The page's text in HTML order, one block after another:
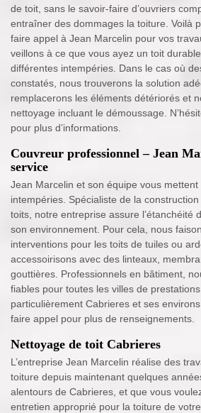
de toit, sans le savoir-faire d’ouvriers
entraîner des dommages la toiture. Voilà
faire appel à Jean Marcelin pour vos
veillons à ce que vous ayez un toit
différentes intempéries. Dans le cas où
constatés, nous trouverons la solution
remplacerons les éléments détériorés et
nettoyage incluant le démoussage.
pour plus d’informations.
Couvreur professionnel – Jean
service
Jean Marcelin et son équipe vous mettent
intempéries. Spécialiste de la
toits, notre entreprise assure l’étanchéité
son environnement. Pour cela, nous
interventions pour les toits de tuiles ou
accessoirisons avec des linteaux,
gouttières. Professionnels en bâtiment,
fiables pour toutes les villes de
particulièrement Cabrieres et ses
faire appel pour plus de renseignements.
Nettoyage de toit Cabrieres
L’entreprise Jean Marcelin réalise des
toiture depuis maintenant quelques
alentours de Cabrieres, et que vous
entretien approprié pour la toiture de